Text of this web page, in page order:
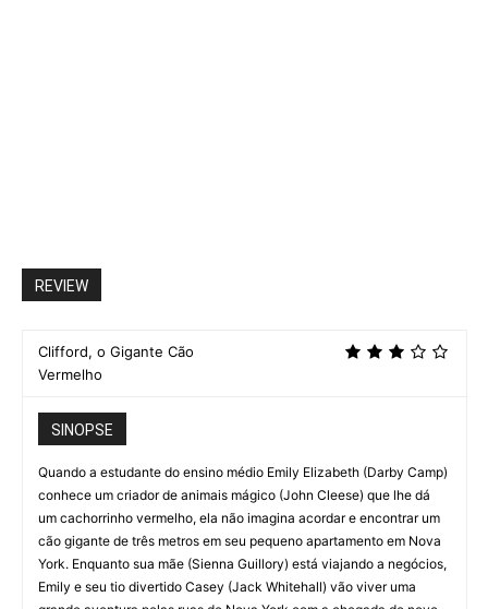
REVIEW
Clifford, o Gigante Cão
Vermelho
SINOPSE
Quando a estudante do ensino médio Emily Elizabeth (Darby Camp)
conhece um criador de animais mágico (John Cleese) que lhe dá
um cachorrinho vermelho, ela não imagina acordar e encontrar um
cão gigante de três metros em seu pequeno apartamento em Nova
York. Enquanto sua mãe (Sienna Guillory) está viajando a negócios,
Emily e seu tio divertido Casey (Jack Whitehall) vão viver uma